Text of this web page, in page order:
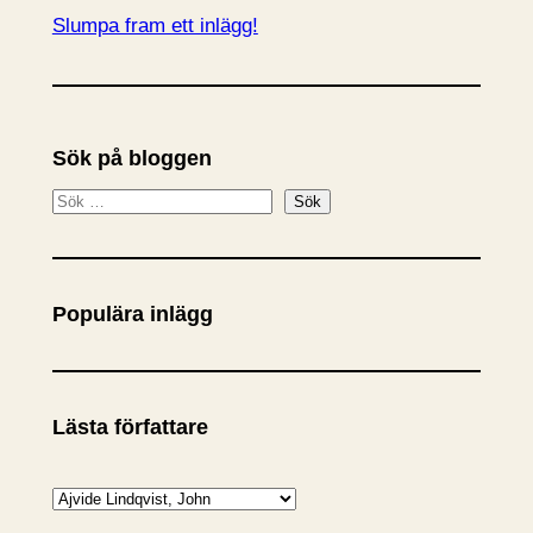
Slumpa fram ett inlägg!
Sök på bloggen
S
k
Sök
Populära inlägg
Lästa författare
K